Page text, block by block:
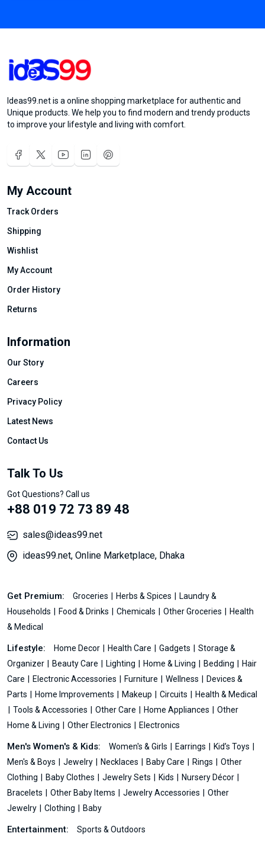
Ideas99.net is a online shopping marketplace for authentic and
Unique products. We help you to find modern and trendy products
to improve your lifestyle and living with comfort.
My Account
Track Orders
Shipping
Wishlist
My Account
Order History
Returns
Information
Our Story
Careers
Privacy Policy
Latest News
Contact Us
Talk To Us
Got Questions? Call us
+88 019 72 73 89 48
sales@ideas99.net
ideas99.net, Online Marketplace, Dhaka
Get Premium: Groceries Herbs & Spices
Laundry &
Households
Food & Drinks Chemicals Other Groceries
Health
& Medical
Lifestyle: Home Decor Health Care Gadgets
Storage &
Organizer
Beauty Care Lighting Home & Living Bedding
Hair
Care
Electronic Accessories Furniture Wellness
Devices &
Parts
Home Improvements Makeup Circuits
Health & Medical
Tools & Accessories
Other Care Home Appliances
Other
Home & Living
Other Electronics Electronics
Men's Women's & Kids: Women's & Girls Earrings
Kid’s Toys
Men's & Boys
Jewelry Necklaces Baby Care Rings
Other
Clothing
Baby Clothes Jewelry Sets Kids
Nursery Décor
Bracelets
Other Baby Items Jewelry Accessories
Other
Jewelry
Clothing Baby
Entertainment: Sports & Outdoors